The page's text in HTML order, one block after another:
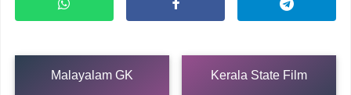
Malayalam GK Kerala State Film